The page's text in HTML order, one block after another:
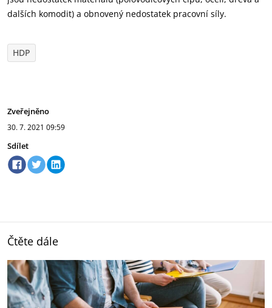
dalších komodit) a obnovený nedostatek pracovní síly.
HDP
Zveřejněno
30. 7. 2021 09:59
Sdílet
Čtěte dále